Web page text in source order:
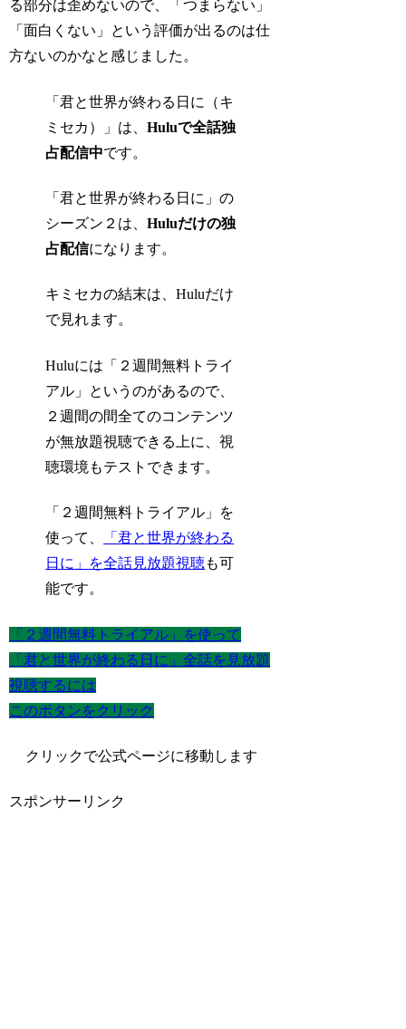
る部分は歪めないので、「つまらない」
「面白くない」という評価が出るのは仕
方ないのかなと感じました。
「君と世界が終わる日に（キ
ミセカ）」は、Huluで全話独
占配信中です。
「君と世界が終わる日に」の
シーズン２は、Huluだけの独
占配信になります。
キミセカの結末は、Huluだけ
で見れます。
Huluには「２週間無料トライ
アル」というのがあるので、
２週間の間全てのコンテンツ
が無放題視聴できる上に、視
聴環境もテストできます。
「２週間無料トライアル」を
使って、
「君と世界が終わる
日に」を全話見放題視聴も可
能です。
「２週間無料トライアル」を使って
「君と世界が終わる日に」全話を見放題
視聴するには
このボタンをクリック
クリックで公式ページに移動します
スポンサーリンク